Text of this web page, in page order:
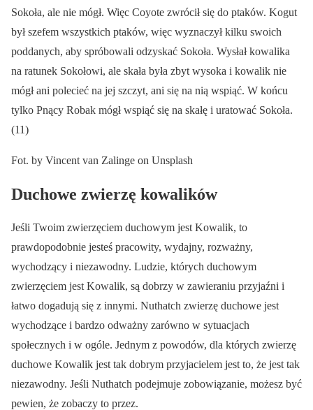
Sokoła, ale nie mógł. Więc Coyote zwrócił się do ptaków. Kogut
był szefem wszystkich ptaków, więc wyznaczył kilku swoich
poddanych, aby spróbowali odzyskać Sokoła. Wysłał kowalika
na ratunek Sokołowi, ale skała była zbyt wysoka i kowalik nie
mógł ani polecieć na jej szczyt, ani się na nią wspiąć. W końcu
tylko Pnący Robak mógł wspiąć się na skałę i uratować Sokoła.
(11)
Fot. by Vincent van Zalinge on Unsplash
Duchowe zwierzę kowalików
Jeśli Twoim zwierzęciem duchowym jest Kowalik, to
prawdopodobnie jesteś pracowity, wydajny, rozważny,
wychodzący i niezawodny. Ludzie, których duchowym
zwierzęciem jest Kowalik, są dobrzy w zawieraniu przyjaźni i
łatwo dogadują się z innymi. Nuthatch zwierzę duchowe jest
wychodzące i bardzo odważny zarówno w sytuacjach
społecznych i w ogóle. Jednym z powodów, dla których zwierzę
duchowe Kowalik jest tak dobrym przyjacielem jest to, że jest tak
niezawodny. Jeśli Nuthatch podejmuje zobowiązanie, możesz być
pewien, że zobaczy to przez.